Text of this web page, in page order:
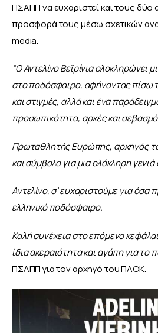
ΠΣΑΠΠ να ευχαριστεί και τους δύο
προσφορά τους μέσω σχετικών
media.
“Ο Αντελίνο Βεϊρίνια ολοκληρώνει
στο ποδόσφαιρο, αφήνοντας πίσω
και στιγμές, αλλά και ένα
προσωπικότητα, αρχές και
Πρωταθλητής Ευρώπης, αρχηγός
και σύμβολο για μια ολόκληρη
Αντελίνο, σ’ ευχαριστούμε για όσα
ελληνικό ποδόσφαιρο.
Καλή συνέχεια στο επόμενο
ίδια ακεραιότητα και αγάπη για το
ΠΣΑΠΠ για τον αρχηγό του ΠΑΟΚ.